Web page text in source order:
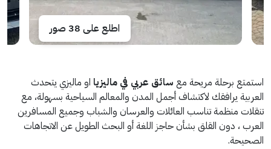
اطلع على 38 صور
استمتع برحلة مريحة مع سائق عربي في ماليزيا او ماليزي يتحدث
العربية يرافقك لاكتشاف أجمل المدن والمعالم السياحية بسهولة، مع
تنقلات منظمة تناسب العائلات والعرسان والشباب وجميع المسافرين
العرب ، دون القلق بشأن حاجز اللغة أو البحث الطويل عن الاتجاهات
الصحيحة.